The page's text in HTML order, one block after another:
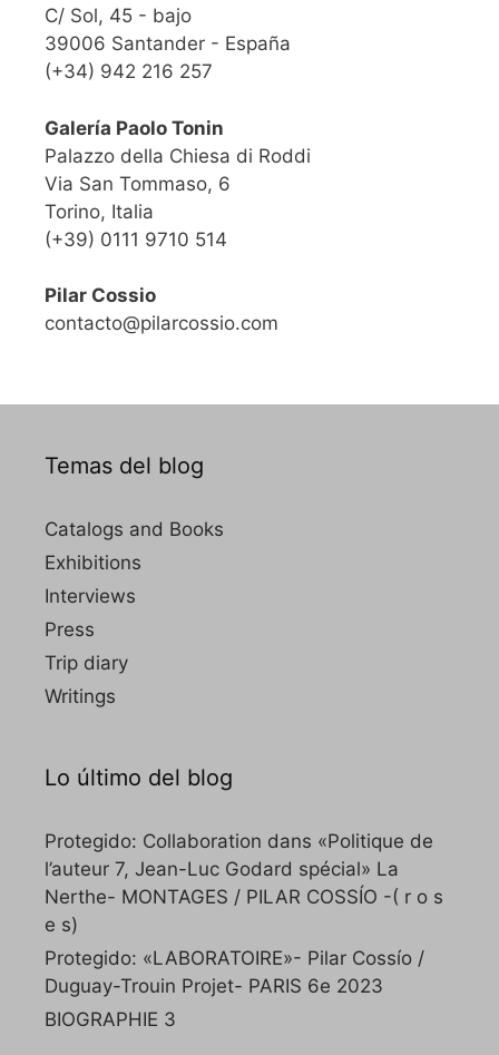
C/ Sol, 45 - bajo
39006 Santander - España
(+34) 942 216 257
Galería Paolo Tonin
Palazzo della Chiesa di Roddi
Via San Tommaso, 6
Torino, Italia
(+39) 0111 9710 514
Pilar Cossio
contacto@pilarcossio.com
Temas del blog
Catalogs and Books
Exhibitions
Interviews
Press
Trip diary
Writings
Lo último del blog
Protegido: Collaboration dans «Politique de
l’auteur 7, Jean-Luc Godard spécial» La
Nerthe- MONTAGES / PILAR COSSÍO -( r o s
e s)
Protegido: «LABORATOIRE»- Pilar Cossío /
Duguay-Trouin Projet- PARIS 6e 2023
BIOGRAPHIE 3